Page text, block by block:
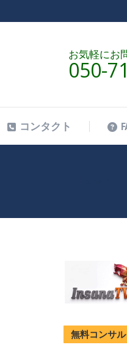
お気軽にお
050-
コンタクト
無料コンサ
コンタクト